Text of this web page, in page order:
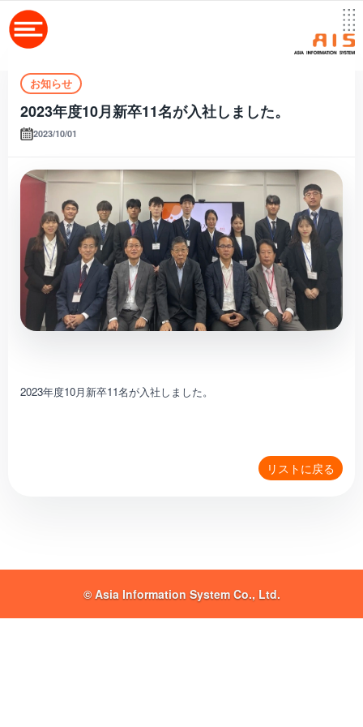
お知らせ
2023年度10月新卒11名が入社しました。
2023/10/01
2023年度10月新卒11名が入社しました。
リストに戻る
© Asia Information System Co., Ltd.